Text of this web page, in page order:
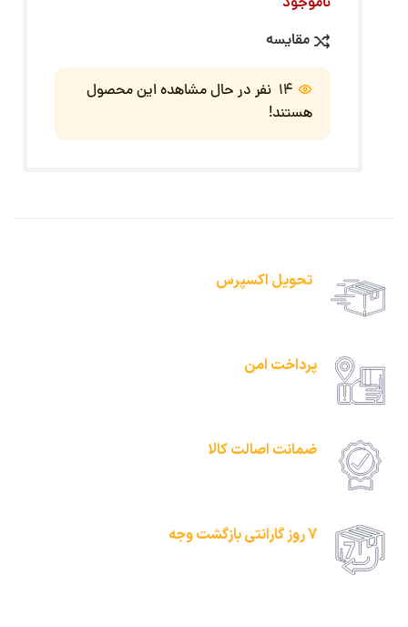
مقایسه
14 نفر در حال مشاهده این محصول
هستند!
تحویل اکسپرس
پرداخت امن
ضمانت اصالت کالا
7 روز گارانتی بازگشت وجه